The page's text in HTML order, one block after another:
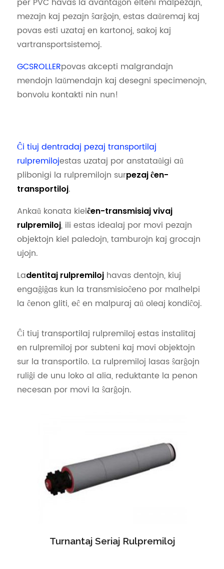
mezajn kaj pezajn ŝarĝojn, estas daŭremaj kaj
povas esti uzataj en kartonoj, sakoj kaj
vartransportsistemoj.
GCSROLLERpovas akcepti malgrandajn
mendojn laŭmendajn kaj desegni specimenojn,
bonvolu kontakti nin nun!
Ĉi tiuj dentradaj pezaj transportilaj
rulpremilojestas uzataj por anstataŭigi aŭ
plibonigi la rulpremilojn surpezaj ĉen-
transportiloj.
Ankaŭ konata kielĉen-transmisiaj vivaj
rulpremiloj, ili estas idealaj por movi pezajn
objektojn kiel paledojn, tamburojn kaj grocajn
ujojn.
Ladentitaj rulpremiloj havas dentojn, kiuj
engaĝiĝas kun la transmisioĉeno por malhelpi
la ĉenon gliti, eĉ en malpuraj aŭ oleaj kondiĉoj.
Ĉi tiuj transportilaj rulpremiloj estas instalitaj
en rulpremiloj por subteni kaj movi objektojn
sur la transportilo. La rulpremiloj lasas ŝarĝojn
ruliĝi de unu loko al alia, reduktante la penon
necesan por movi la ŝarĝojn.
Turnantaj Seriaj Rulpremiloj